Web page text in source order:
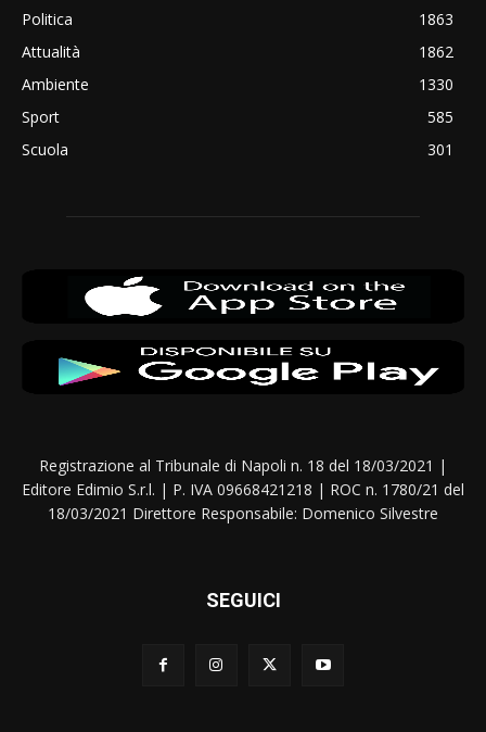
Politica
1863
Attualità
1862
Ambiente
1330
Sport
585
Scuola
301
Registrazione al Tribunale di Napoli n. 18 del 18/03/2021 |
Editore Edimio S.r.l. | P. IVA 09668421218 | ROC n. 1780/21 del
18/03/2021 Direttore Responsabile: Domenico Silvestre
SEGUICI